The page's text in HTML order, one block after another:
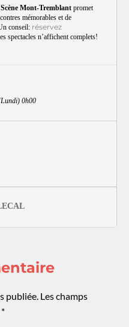
Mont-Tremblant promet
mémorables et de
conseil: réservez
spectacles n’affichent complets!
0h00
publiée. Les champs
*